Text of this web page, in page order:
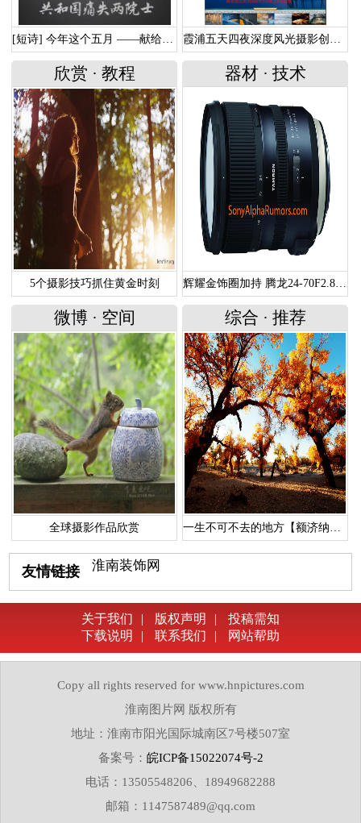
[短诗] 今年这个五月 ——献给走远的两位功勋院士 霞浦五天四夜深度风光摄影创作团
欣赏 · 教程
5个摄影技巧抓住黄金时刻
器材 · 技术
辉耀金饰圈加持 腾龙24-70F2.8G2谍照曝光
微博 · 空间
全球摄影作品欣赏
综合 · 推荐
一生不可不去的地方【额济纳胡杨林】
友情链接 淮南装饰网
关于我们 | 版权声明 |
投稿需知
下载说明
| 联系我们 | 网站帮助
Copy all rights reserved for www.hnpictures.com
淮南图片网 版权所有
地址：淮南市阳光国际城南区7号楼507室
备案号： 皖ICP备15022074号-2
电话：13505548206、18949682288
邮箱：1147587489@qq.com